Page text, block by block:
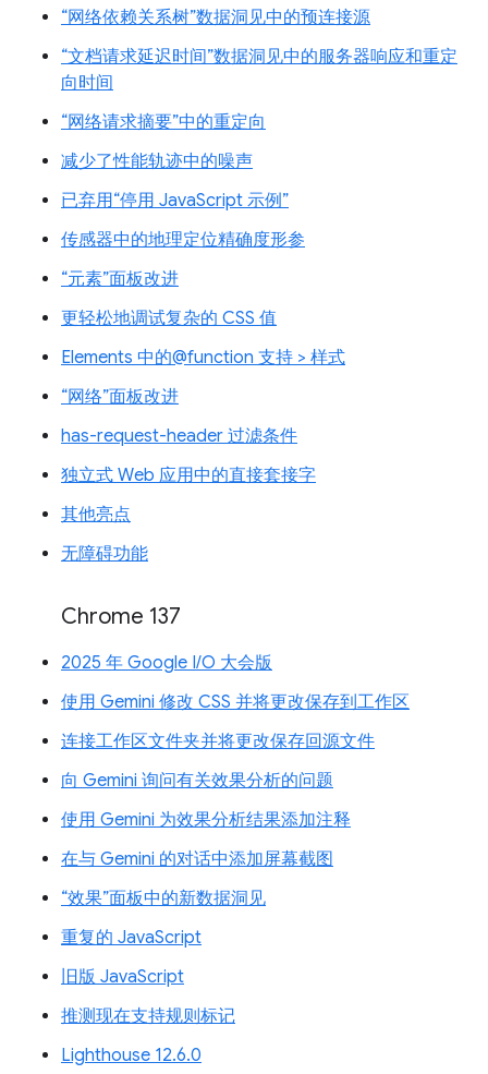
“网络依赖关系树”数据洞见中的预连接源
“文档请求延迟时间”数据洞见中的服务器响应和重定
向时间
“网络请求摘要”中的重定向
减少了性能轨迹中的噪声
已弃用“停用 JavaScript 示例”
传感器中的地理定位精确度形参
“元素”面板改进
更轻松地调试复杂的 CSS 值
Elements 中的@function 支持 > 样式
“网络”面板改进
has-request-header 过滤条件
独立式 Web 应用中的直接套接字
其他亮点
无障碍功能
Chrome 137
2025 年 Google I/O 大会版
使用 Gemini 修改 CSS 并将更改保存到工作区
连接工作区文件夹并将更改保存回源文件
向 Gemini 询问有关效果分析的问题
使用 Gemini 为效果分析结果添加注释
在与 Gemini 的对话中添加屏幕截图
“效果”面板中的新数据洞见
重复的 JavaScript
旧版 JavaScript
推测现在支持规则标记
Lighthouse 12.6.0